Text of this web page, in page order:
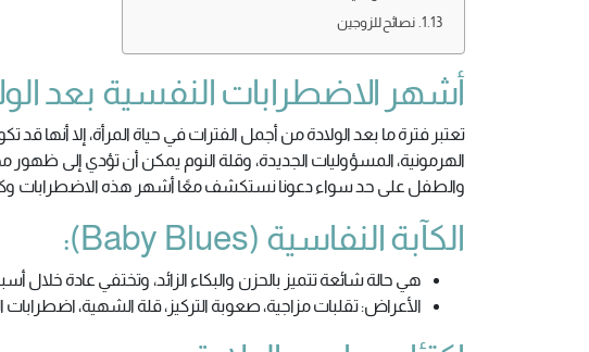
نصائح للزوجين
أشهر الاضطرابات النفسية بعد
تعتبر فترة ما بعد الولادة من أجمل الفترات في حياة المرأة، إلا أنها
الهرمونية، المسؤوليات الجديدة، وقلة النوم يمكن أن تؤدي إلى ظهور
والطفل على حد سواء دعونا نستكشف معًا أشهر هذه الاضطرابات
الكآبة النفاسية (Baby Blues):
هي حالة شائعة تتميز بالحزن والبكاء الزائد، وتختفي عادة خلال
الأعراض: تقلبات مزاجية، صعوبة التركيز، قلة الشهية، اضطرابات